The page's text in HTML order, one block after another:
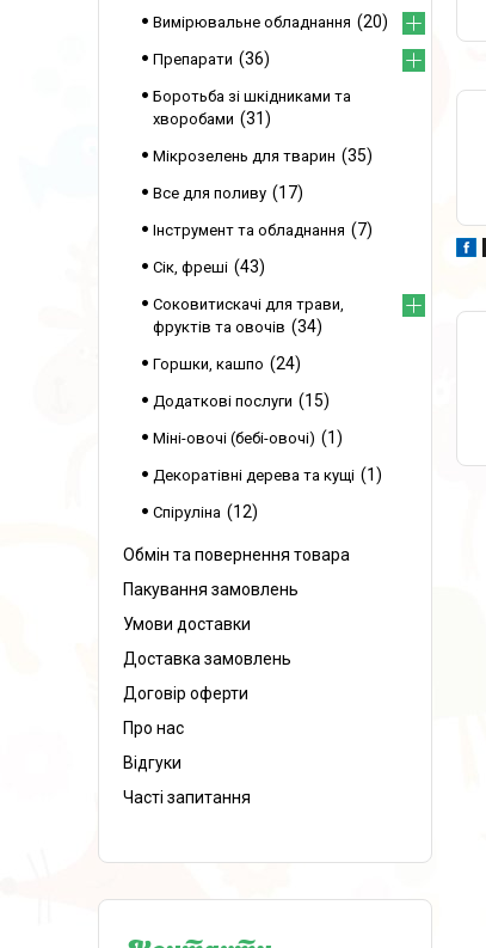
Вимірювальне обладнання 20
Препарати 36
Боротьба зі шкідниками та
хворобами
31
Мікрозелень для тварин 35
Все для поливу 17
Інструмент та обладнання 7
Сік, фреші 43
Соковитискачі для трави,
фруктів та овочів
34
Горшки, кашпо 24
Додаткові послуги 15
Міні-овочі (бебі-овочі) 1
Декоратівні дерева та кущі 1
Спіруліна 12
Обмін та повернення товара
Пакування замовлень
Умови доставки
Доставка замовлень
Договір оферти
Про нас
Відгуки
Часті запитання